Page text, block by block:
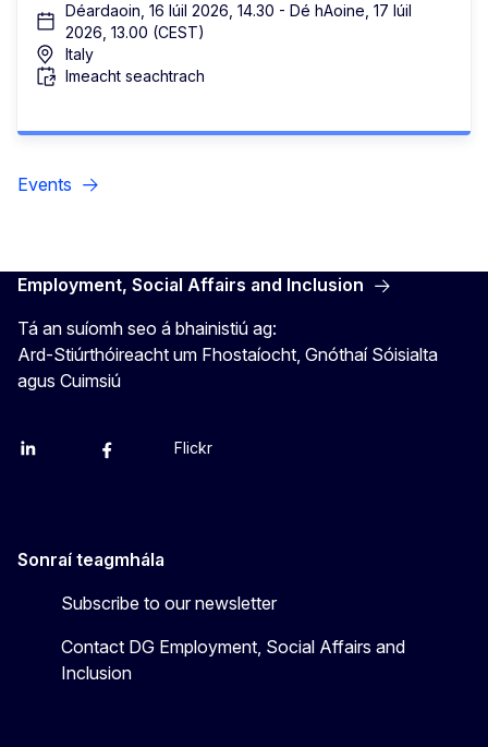
Déardaoin, 16 Iúil 2026, 14.30 - Dé hAoine, 17 Iúil
2026, 13.00 (CEST)
Italy
Imeacht seachtrach
Events
Employment, Social Affairs and Inclusion
Tá an suíomh seo á bhainistiú ag:
Ard-Stiúrthóireacht um Fhostaíocht, Gnóthaí Sóisialta
agus Cuimsiú
Linkedin FacebookYouTube
Flickr
Sonraí teagmhála
Subscribe to our newsletter
Contact DG Employment, Social Affairs and
Inclusion